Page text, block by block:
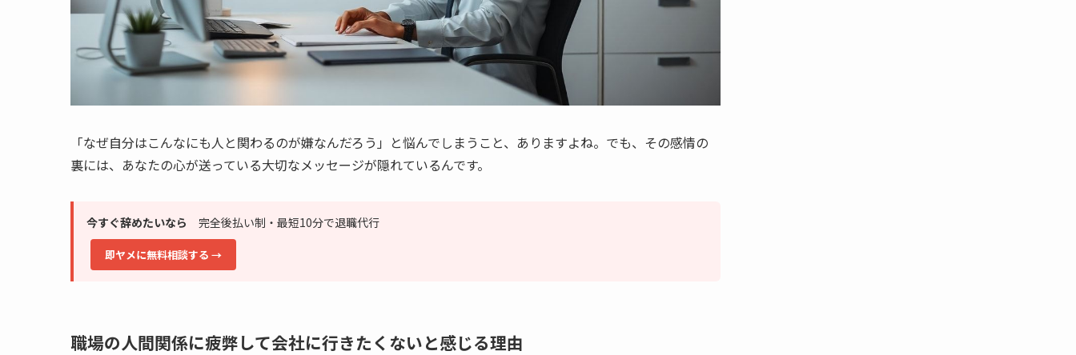
「なぜ自分はこんなにも人と関わるのが嫌なんだろう」と悩んでしまうこと、ありますよね。でも、その感情の
裏には、あなたの心が送っている大切なメッセージが隠れているんです。
今すぐ辞めたいなら 完全後払い制・最短10分で退職代行
即ヤメに無料相談する →
職場の人間関係に疲弊して会社に行きたくないと感じる理由